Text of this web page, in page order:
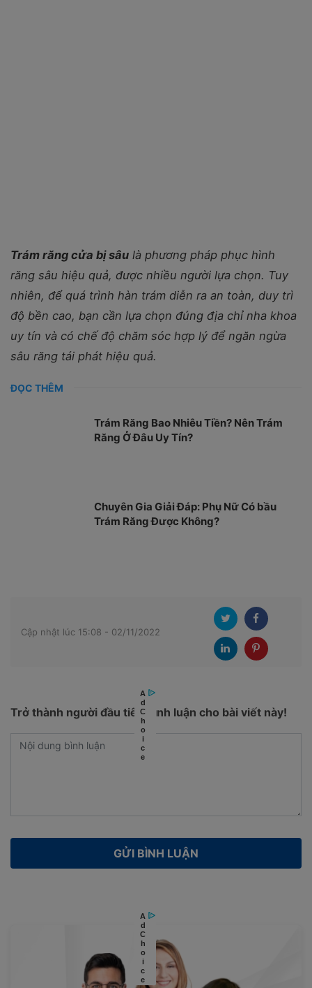
Trám răng cửa bị sâu là phương pháp phục hình
răng sâu hiệu quả, được nhiều người lựa chọn. Tuy
nhiên, để quá trình hàn trám diễn ra an toàn, duy trì
độ bền cao, bạn cần lựa chọn đúng địa chỉ nha khoa
uy tín và có chế độ chăm sóc hợp lý để ngăn ngừa
sâu răng tái phát hiệu quả.
ĐỌC THÊM
Trám Răng Bao Nhiêu Tiền? Nên Trám
Răng Ở Đâu Uy Tín?
Chuyên Gia Giải Đáp: Phụ Nữ Có bầu
Trám Răng Được Không?
Cập nhật lúc 15:08 - 02/11/2022
Trở thành người đầu tiên bình luận cho bài viết này!